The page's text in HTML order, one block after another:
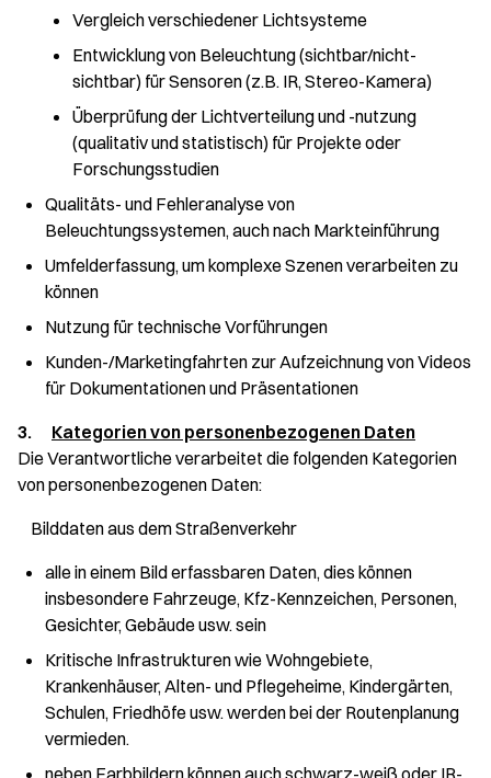
Vergleich verschiedener Lichtsysteme
Entwicklung von Beleuchtung (sichtbar/nicht-
sichtbar) für Sensoren (z.B. IR, Stereo-Kamera)
Überprüfung der Lichtverteilung und -nutzung
(qualitativ und statistisch) für Projekte oder
Forschungsstudien
Qualitäts- und Fehleranalyse von
Beleuchtungssystemen, auch nach Markteinführung
Umfelderfassung, um komplexe Szenen verarbeiten zu
können
Nutzung für technische Vorführungen
Kunden-/Marketingfahrten zur Aufzeichnung von Videos
für Dokumentationen und Präsentationen
3. Kategorien von personenbezogenen Daten
Die Verantwortliche verarbeitet die folgenden Kategorien
von personenbezogenen Daten:
Bilddaten aus dem Straßenverkehr
alle in einem Bild erfassbaren Daten, dies können
insbesondere Fahrzeuge, Kfz-Kennzeichen, Personen,
Gesichter, Gebäude usw. sein
Kritische Infrastrukturen wie Wohngebiete,
Krankenhäuser, Alten- und Pflegeheime, Kindergärten,
Schulen, Friedhöfe usw. werden bei der Routenplanung
vermieden.
neben Farbbildern können auch schwarz-weiß oder IR-